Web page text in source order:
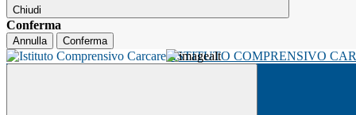
Chiudi
Conferma
Annulla Conferma
ISTITUTO COMPRENSIVO